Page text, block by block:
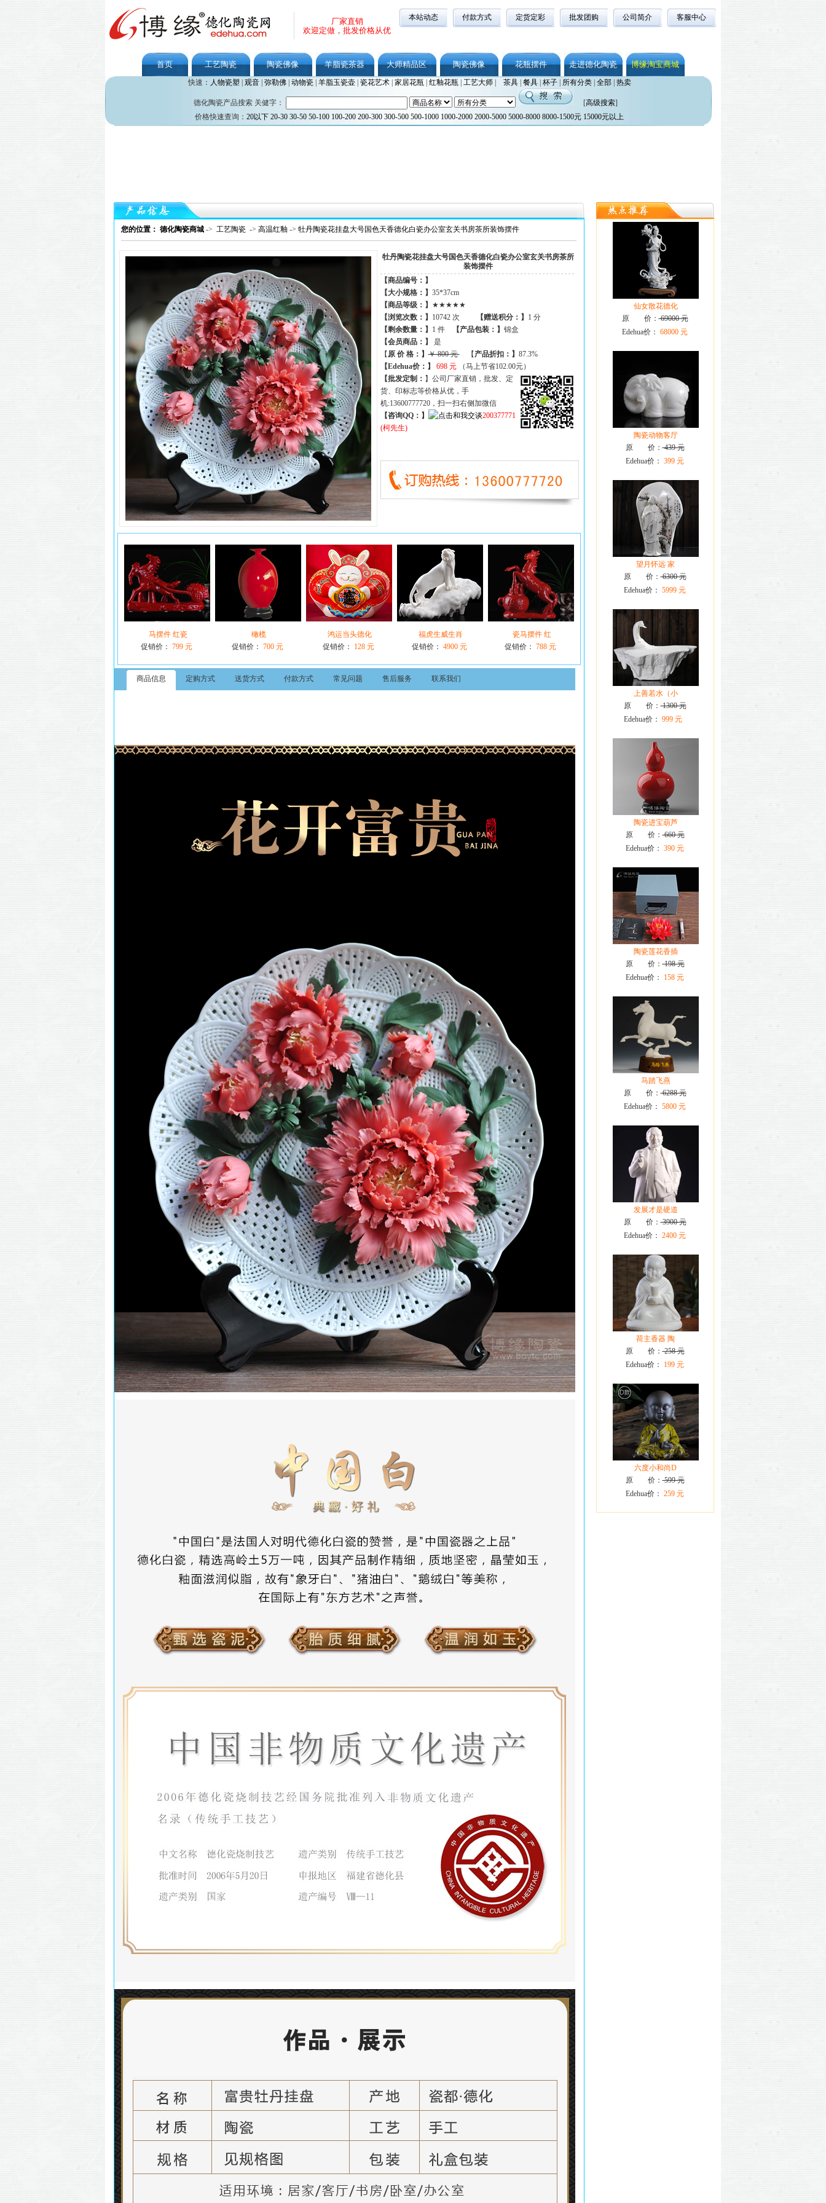
厂家直销
欢迎定做，批发价格从优
本站动态 付款方式 定货定彩 批发团购 公司简介 客服中心
首页 工艺陶瓷 陶瓷佛像 羊脂瓷茶器 大师精品区 陶瓷佛像 花瓶摆件 走进德化陶瓷 博缘淘宝商城
快速： 人物瓷塑 观音| 弥勒佛| 动物瓷| 羊脂玉瓷壶| 瓷花艺术| 家居花瓶| 红釉花瓶| 工艺大师| 茶具| 餐具| 杯子| 所有分类| 全部| 热卖
德化陶瓷产品搜索 关健字： [高级搜索]
价格快速查询： 20以下 20-30 30-50 50-100 100-200 200-300 300-500 500-1000 1000-2000 2000-5000 5000-8000 8000-1500元 15000元以上
您的位置： 德化陶瓷商城 -> 工艺陶瓷 -> 高温红釉 -> 牡丹陶瓷花挂盘大号国色天香德化白瓷办公室玄关书房茶所装饰摆件
牡丹陶瓷花挂盘大号国色天香德化白瓷办公室玄关书房茶所
装饰摆件
【商品编号：】
【大小规格：】 35*37cm
【商品等级：】
★★★★★
【浏览次数：】 10742 次 【赠送积分：】
1 分
【剩余数量：】 1 件【产品包装：】 锦盒
【会员商品： 】
是
【 原 价 格： 】￥ 800 元【 产品折扣： 】 87.3%
【Edehua价：】
698 元
（马上节省102.00元）
【批发定制： 】公司厂家直销，批发、定
货、印标志等价格从优，手
机:13600777720，扫一扫右侧加微信
【咨询QQ：】
200377771
(柯先生)
马摆件 红瓷
促销价： 799 元
橄榄
促销价： 700 元
鸿运当头德化
促销价：
128 元
福虎生威生肖
促销价： 4900 元
瓷马摆件 红
促销价： 788 元
商品信息 定购方式 送货方式 付款方式 常见问题 售后服务 联系我们
仙女散花德化
原 价：69000 元
Edehua价： 68000 元
陶瓷动物客厅
原 价：439 元
Edehua价： 399 元
望月怀远 家
原 价：6300 元
Edehua价： 5999 元
上善若水（小
原 价：1300 元
Edehua价： 999 元
陶瓷进宝葫芦
原 价：660 元
Edehua价： 390 元
陶瓷莲花香插
原 价：198 元
Edehua价：
158 元
马踏飞燕
原 价：6288 元
Edehua价： 5800 元
发展才是硬道
原 价：3900 元
Edehua价： 2400 元
荷主香器 陶
原 价：258 元
Edehua价：
199 元
六度小和尚D
原 价：599 元
Edehua价： 259 元